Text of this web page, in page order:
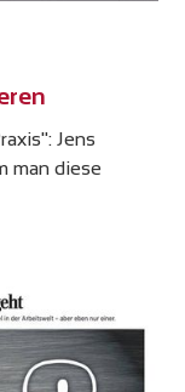
Jens
man diese